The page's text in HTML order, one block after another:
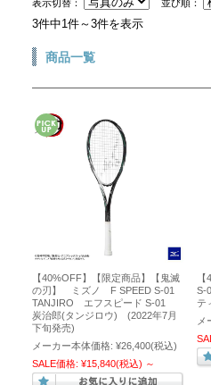
表示切替： 並び順：
3件中1件～3件を表示
商品一覧
【40%OFF】【限定商品】【鬼滅
の刃】 ミズノ F SPEED S-01
TANJIRO エフスピード S-01
炭治郎(タンジロウ) (2022年7月
下旬発売)
メーカー本体価格: ¥26,400(税込)
SALE価格: ¥15,840(税込) ～
S-
テ
メ